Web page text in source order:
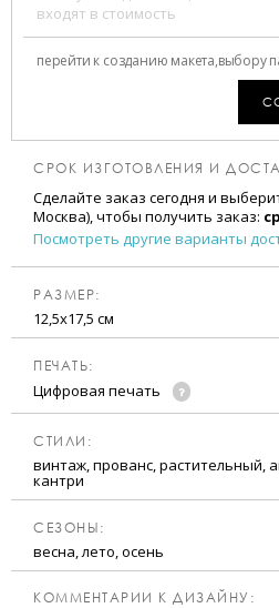
входят в стоимость
перейти к созданию макета,выбору
СРОК ИЗГОТОВЛЕНИЯ И
Сделайте заказ сегодня и
Москва), чтобы получить заказ:
Посмотреть другие варианты
РАЗМЕР:
12,5х17,5 см
ПЕЧАТЬ:
Цифровая печать
CТИЛИ:
винтаж, прованс, растительный,
кантри
CЕЗОНЫ:
весна, лето, осень
КОММЕНТАРИИ К ДИЗАЙНУ: